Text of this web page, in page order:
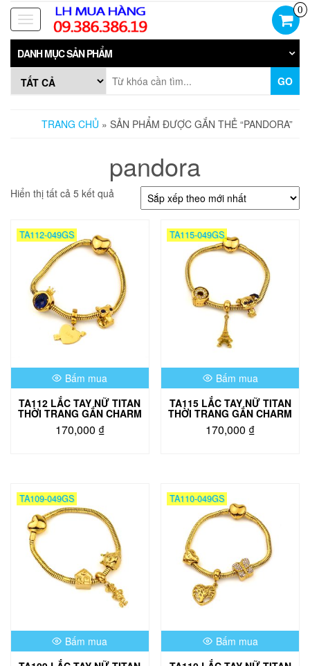
Skip
the
content
Toggle
navigation
0
DANH MỤC SẢN PHẨM
GO
TRANG CHỦ » SẢN PHẨM ĐƯỢC GẮN THẺ “PANDORA”
pandora
Hiển thị tất cả 5 kết quả
mới
nhất
TA112-049GS
Bấm mua
TA112 LẮC TAY NỮ TITAN
THỜI TRANG GẮN CHARM
170,000 ₫
TA115-049GS
Bấm mua
TA115 LẮC TAY NỮ TITAN
THỜI TRANG GẮN CHARM
170,000 ₫
TA109-049GS
Bấm mua
TA110-049GS
Bấm mua